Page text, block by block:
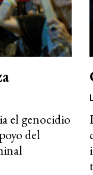
el genocidio
del